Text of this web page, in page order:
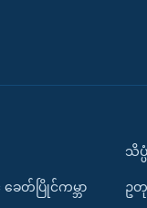
ေတ်ပြိုင်ကမ္ဘာ
သိပ္
ဥတု